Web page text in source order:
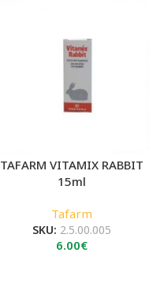
TAFARM VITAMIX RABBIT
15ml
Tafarm
SKU: 2.5.00.005
6.00€